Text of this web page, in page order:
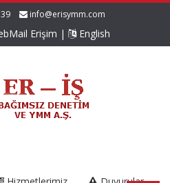
info@erisymm.com
Erişim | English